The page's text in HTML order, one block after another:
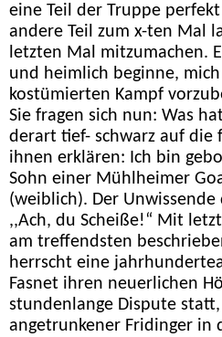
eine Teil der Truppe
andere Teil zum x-ten Mal
letzten Mal mitzumachen.
und heimlich beginne,
kostümierten Kampf
Sie fragen sich nun: Was
derart tief- schwarz auf die
ihnen erklären: Ich bin
Sohn einer Mühlheimer
(weiblich). Der
,,Ach, du Scheiße!“ Mit
am treffendsten
herrscht eine
Fasnet ihren neuerlichen
stundenlange Dispute
angetrunkener Fridinger in